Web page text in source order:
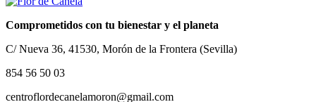
Comprometidos con tu bienestar y el planeta
C/ Nueva 36, 41530, Morón de la Frontera (Sevilla)
854 56 50 03
centroflordecanelamoron@gmail.com